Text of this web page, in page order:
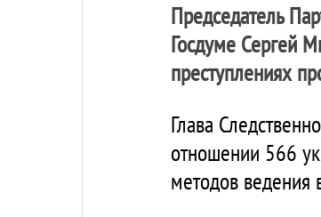
Председатель
Госдуме Сергей
преступлениях
Глава
отношении 566
методов ведения